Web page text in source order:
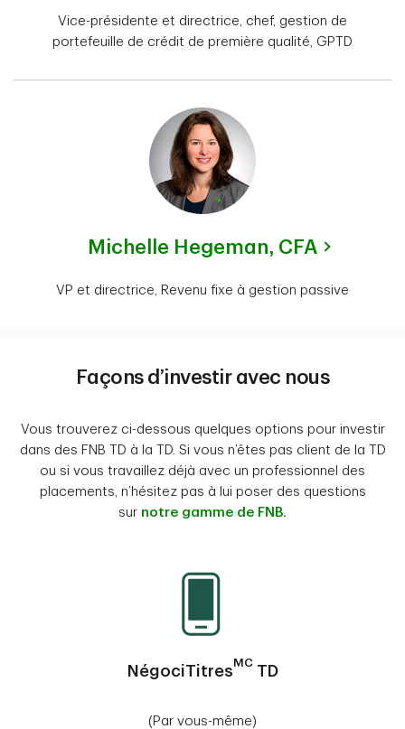
Vice-présidente et directrice, chef, gestion de
portefeuille de crédit de première qualité, GPTD
Michelle Hegeman, CFA
VP et directrice, Revenu fixe à gestion passive
Façons d’investir avec nous
Vous trouverez ci-dessous quelques options pour investir
dans des FNB TD à la TD. Si vous n’êtes pas client de la TD
ou si vous travaillez déjà avec un professionnel des
placements, n’hésitez pas à lui poser des questions
sur notre gamme de FNB.
NégociTitres MC TD
(Par vous-même)